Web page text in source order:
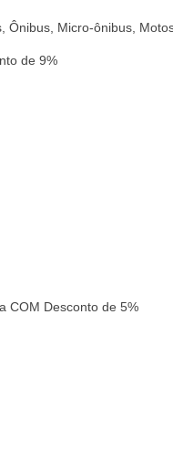
Ônibus, Micro-ônibus,
de 9%
COM Desconto de 5%